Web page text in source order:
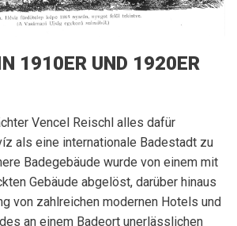
1910ER UND 1920ER
Vencel Reischl alles dafür
als eine internationale Badestadt zu
Badegebäude wurde von einem mit
Gebäude abgelöst, darüber hinaus
von zahlreichen modernen Hotels und
an einem Badeort unerlässlichen